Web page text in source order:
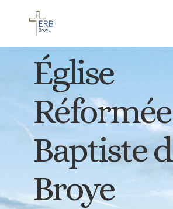
Église
Réformée
Baptiste
Broye